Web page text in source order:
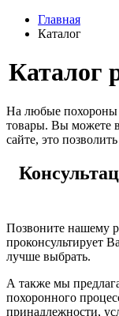
Главная
Каталог
Каталог
На любые похороны
товары. Вы можете
сайте, это
Позвоните нашему
проконсультирует
лучше выбрать.
А также мы
похоронного
принадлежности,